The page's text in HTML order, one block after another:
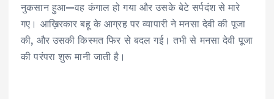
नुकसान हुआ—वह कंगाल हो गया और उसके बेटे सर्पदंश से मारे
गए। आख़िरकार बहू के आग्रह पर व्यापारी ने मनसा देवी की पूजा
की, और उसकी किस्मत फिर से बदल गई। तभी से मनसा देवी पूजा
की परंपरा शुरू मानी जाती है।